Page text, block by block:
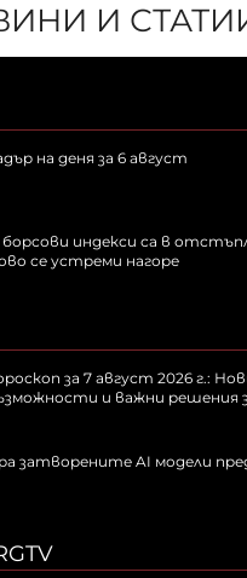
И
на деня за 6 август
индекси са в
се устреми нагоре
за 7 август 2026 г.:
и важни решения
затворените AI модели